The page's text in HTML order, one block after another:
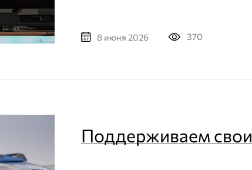
8 июня 2026 370
Поддерживаем